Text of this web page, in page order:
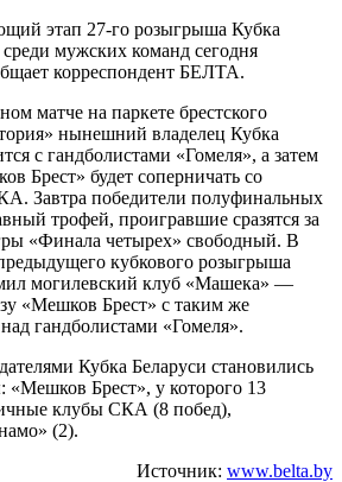
этап 27-го розыгрыша Кубка
мужских команд сегодня
корреспондент БЕЛТА.
матче на паркете брестского
нынешний владелец Кубка
с гандболистами «Гомеля», а затем
Брест» будет соперничать со
Завтра победители полуфинальных
трофей, проигравшие сразятся за
«Финала четырех» свободный. В
кубкового розыгрыша
могилевский клуб «Машека» —
«Мешков Брест» с таким же
над гандболистами «Гомеля».
Кубка Беларуси становились
«Мешков Брест», у которого 13
клубы СКА (8 побед),
(2).
Источник: www.belta.by